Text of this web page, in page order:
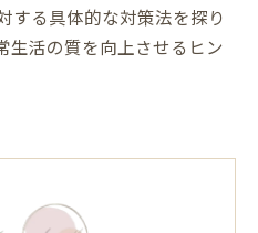
する具体的な対策法を探り
生活の質を向上させるヒン